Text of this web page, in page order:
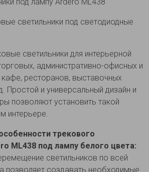
светильники под светодиодные
светильники для интерьерной
административно-офисных и
ресторанов, выставочных
Простой и универсальный дизайн и
позволяют установить такой
интерьере.
трекового
ML438 под лампу белого цвета:
светильников по всей
позволяет создавать необходимые